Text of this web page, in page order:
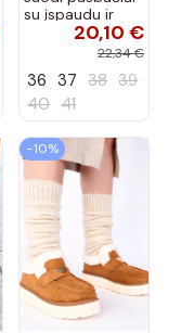
su įspaudu ir
kvadratiniu
priekiu Kerawa
20,10 €
22,34 €
36 37 38 39
40 41
−10%